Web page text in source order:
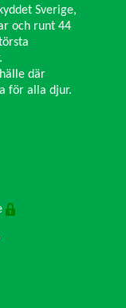
Sverige,
och runt 44
där
för alla djur.